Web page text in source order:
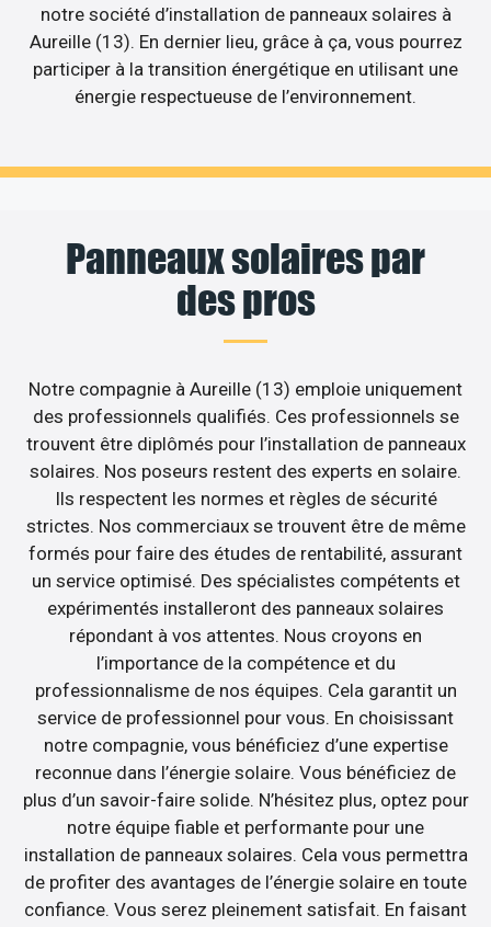
notre société d’installation de panneaux solaires à
Aureille (13). En dernier lieu, grâce à ça, vous pourrez
participer à la transition énergétique en utilisant une
énergie respectueuse de l’environnement.
Panneaux solaires par
des pros
Notre compagnie à Aureille (13) emploie uniquement
des professionnels qualifiés. Ces professionnels se
trouvent être diplômés pour l’installation de panneaux
solaires. Nos poseurs restent des experts en solaire.
Ils respectent les normes et règles de sécurité
strictes. Nos commerciaux se trouvent être de même
formés pour faire des études de rentabilité, assurant
un service optimisé. Des spécialistes compétents et
expérimentés installeront des panneaux solaires
répondant à vos attentes. Nous croyons en
l’importance de la compétence et du
professionnalisme de nos équipes. Cela garantit un
service de professionnel pour vous. En choisissant
notre compagnie, vous bénéficiez d’une expertise
reconnue dans l’énergie solaire. Vous bénéficiez de
plus d’un savoir-faire solide. N’hésitez plus, optez pour
notre équipe fiable et performante pour une
installation de panneaux solaires. Cela vous permettra
de profiter des avantages de l’énergie solaire en toute
confiance. Vous serez pleinement satisfait. En faisant